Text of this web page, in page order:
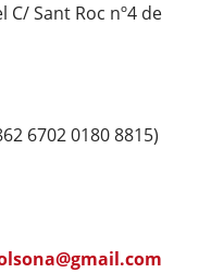
Sant Roc nº4 de
6702 0180 8815)